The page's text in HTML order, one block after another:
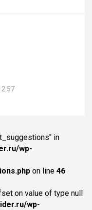
in
wp-
on line 46
on value of type null
wp-